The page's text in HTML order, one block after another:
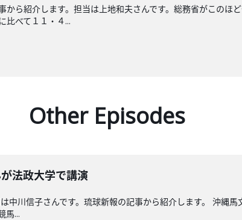
から紹介します。担当は上地和夫さんです。総務省がこのほ
比べて１１・４...
Other Episodes
法政大学で講演
中川信子さんです。琉球新報の記事から紹介します。 沖縄
馬...